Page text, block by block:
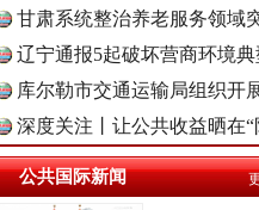
网.中国
网.中国
烦心事变舒心事
甘肃系统整治养老服务领域
辽宁通报5起破坏营商环境典
库尔勒市交通运输局组织开
深度关注丨让公共收益晒在“
公共国际新闻